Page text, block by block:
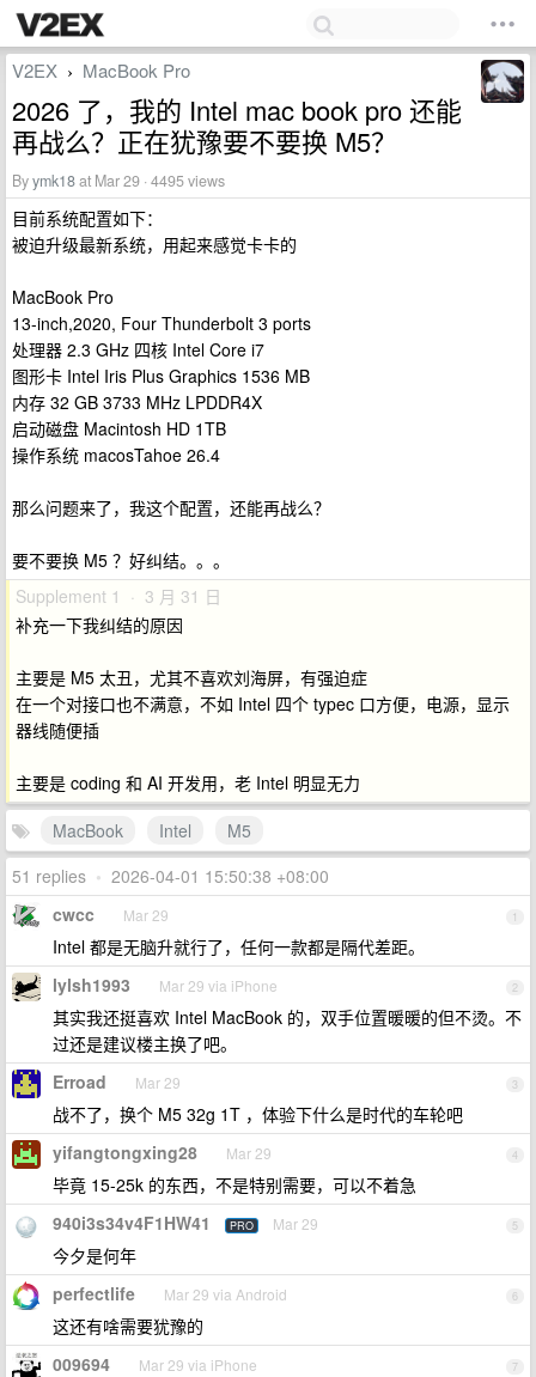
V2EX › MacBook Pro
2026 了，我的 Intel mac book pro 还能
再战么？正在犹豫要不要换 M5？
Byymk18at Mar 29 · 4495 views
目前系统配置如下：
被迫升级最新系统，用起来感觉卡卡的
MacBook Pro
13-inch,2020, Four Thunderbolt 3 ports
处理器 2.3 GHz 四核 Intel Core i7
图形卡 Intel Iris Plus Graphics 1536 MB
内存 32 GB 3733 MHz LPDDR4X
启动磁盘 Macintosh HD 1TB
操作系统 macosTahoe 26.4
那么问题来了，我这个配置，还能再战么？
要不要换 M5 ？好纠结。。。
Supplement 1 · 3 月 31 日
补充一下我纠结的原因
主要是 M5 太丑，尤其不喜欢刘海屏，有强迫症
在一个对接口也不满意，不如 Intel 四个 typec 口方便，电源，显示
器线随便插
主要是 coding 和 AI 开发用，老 Intel 明显无力
MacBook
Intel
M5
51 replies • 2026-04-01 15:50:38 +08:00
1
cwcc Mar 29
Intel 都是无脑升就行了，任何一款都是隔代差距。
2
lylsh1993 Mar 29 via iPhone
其实我还挺喜欢 Intel MacBook 的，双手位置暖暖的但不烫。不
过还是建议楼主换了吧。
3
Erroad Mar 29
战不了，换个 M5 32g 1T ，体验下什么是时代的车轮吧
4
yifangtongxing28 Mar 29
毕竟 15-25k 的东西，不是特别需要，可以不着急
5
940i3s34v4F1HW41 PRO Mar 29
今夕是何年
6
perfectlife Mar 29 via Android
这还有啥需要犹豫的
7
009694 Mar 29 via iPhone